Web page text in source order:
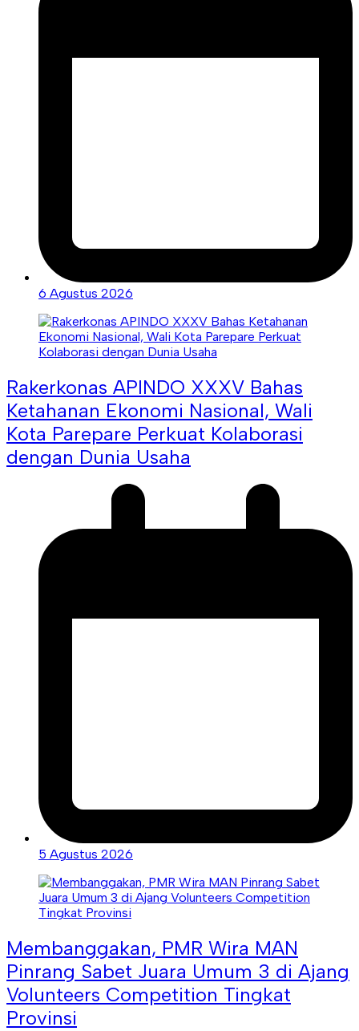
6 Agustus 2026
Rakerkonas APINDO XXXV Bahas
Ketahanan Ekonomi Nasional, Wali
Kota Parepare Perkuat Kolaborasi
dengan Dunia Usaha
5 Agustus 2026
Membanggakan, PMR Wira MAN
Pinrang Sabet Juara Umum 3 di Ajang
Volunteers Competition Tingkat
Provinsi